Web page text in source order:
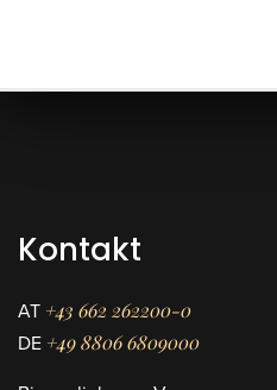
Kontakt
AT +43 662 262200-0
DE +49 8806 6809000